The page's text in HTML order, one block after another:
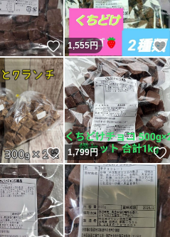
いいね！
1,555円
いいね！
1,799円